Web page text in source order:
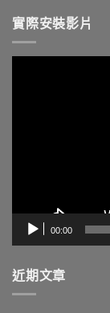
實際安裝影片
00:00
近期文章